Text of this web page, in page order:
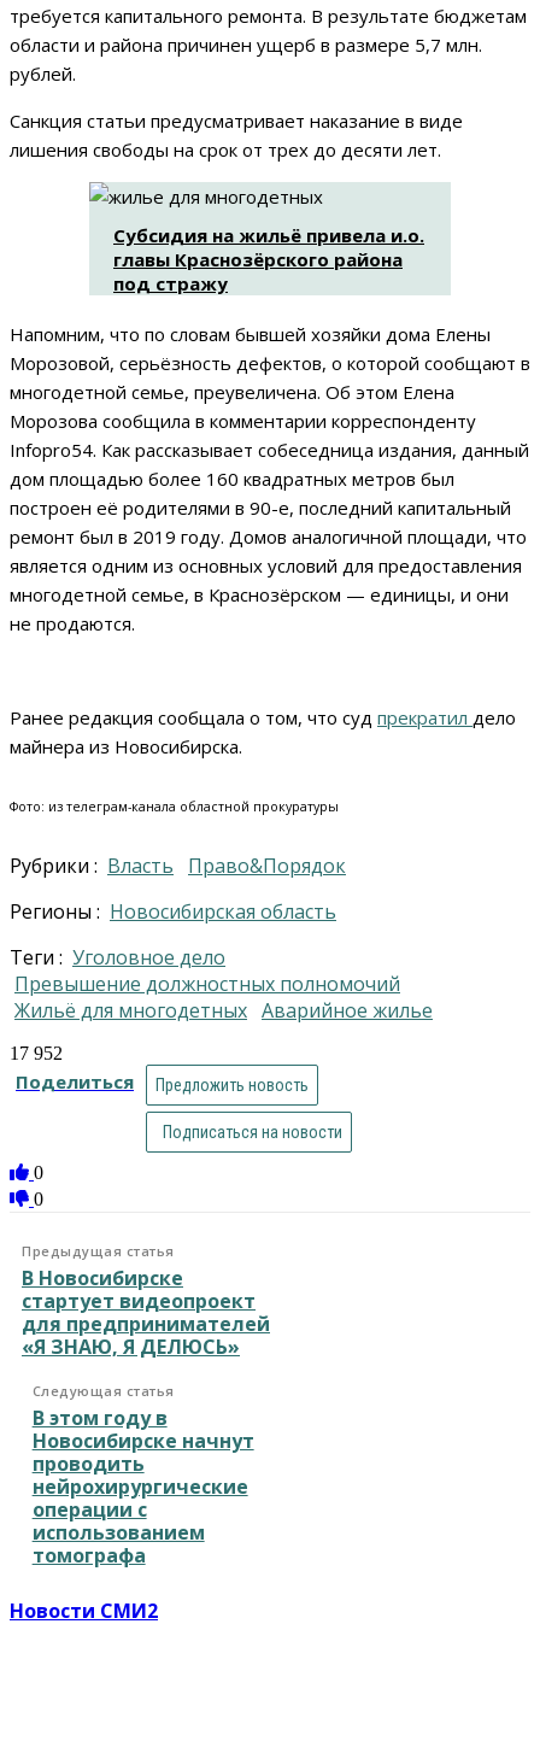
требуется капитального ремонта. В результате бюджетам
области и района причинен ущерб в размере 5,7 млн.
рублей.
Санкция статьи предусматривает наказание в виде
лишения свободы на срок от трех до десяти лет.
Субсидия на жильё привела и.о.
главы Краснозёрского района
под стражу
Напомним, что по словам бывшей хозяйки дома Елены
Морозовой, серьёзность дефектов, о которой сообщают в
многодетной семье, преувеличена. Об этом Елена
Морозова сообщила в комментарии корреспонденту
Infopro54. Как рассказывает собеседница издания, данный
дом площадью более 160 квадратных метров был
построен её родителями в 90-е, последний капитальный
ремонт был в 2019 году. Домов аналогичной площади, что
является одним из основных условий для предоставления
многодетной семье, в Краснозёрском — единицы, и они
не продаются.
Ранее редакция сообщала о том, что суд прекратил дело
майнера из Новосибирска.
Фото: из телеграм-канала областной прокуратуры
Рубрики : Власть
Право&Порядок
Регионы :
Новосибирская область
Теги :
уголовное дело
превышение должностных полномочий
жильё для многодетных
аварийное жилье
17 952
Поделиться Предложить новость
Подписаться на новости
0
0
Предыдущая статья
В Новосибирске
стартует видеопроект
для предпринимателей
«Я ЗНАЮ, Я ДЕЛЮСЬ»
Следующая статья
В этом году в
Новосибирске начнут
проводить
нейрохирургические
операции с
использованием
томографа
Новости СМИ2